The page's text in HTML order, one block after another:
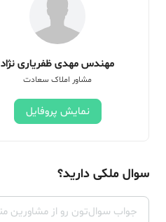
مهندس مهدی ظفریاری نژاد
مشاور املاک سعادت
نمایش پروفایل
سوال ملکی دارید؟